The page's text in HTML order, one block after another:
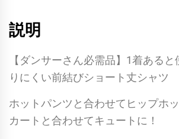
説明
【ダンサーさん必需品】1着ある
りにくい前結びショート丈シャツ
ホットパンツと合わせてヒップホ
カートと合わせてキュートに！